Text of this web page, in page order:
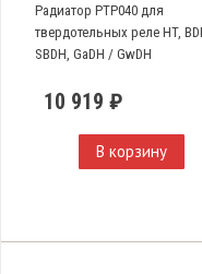
Радиатор PTP040 для
твердотельных реле HT,
SBDH, GaDH / GwDH
10 919 ₽
В корзину